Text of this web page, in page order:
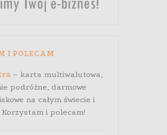
I POLECAM
– karta multiwalutowa,
podróżne, darmowe
na całym świecie i
i polecam!